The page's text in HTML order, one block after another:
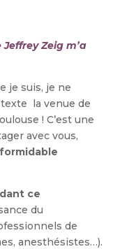
Zeig m’a
je suis, je ne
la venue de
! C’est une
avec vous,
formidable
ce
du
de
anesthésistes…).